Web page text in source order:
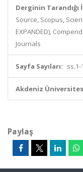
Derginin Tarandığı
Source, Scopus,
EXPANDED),
Journals
Sayfa Sayıları: ss.1-
Akdeniz
Paylaş